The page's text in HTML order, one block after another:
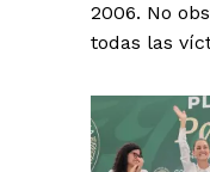
2006. No
todas las